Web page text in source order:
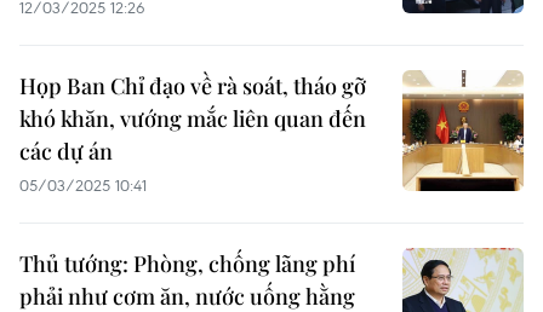
12/03/2025 12:26
Họp Ban Chỉ đạo về rà soát, tháo gỡ
khó khăn, vướng mắc liên quan đến
các dự án
05/03/2025 10:41
Thủ tướng: Phòng, chống lãng phí
phải như cơm ăn, nước uống hằng